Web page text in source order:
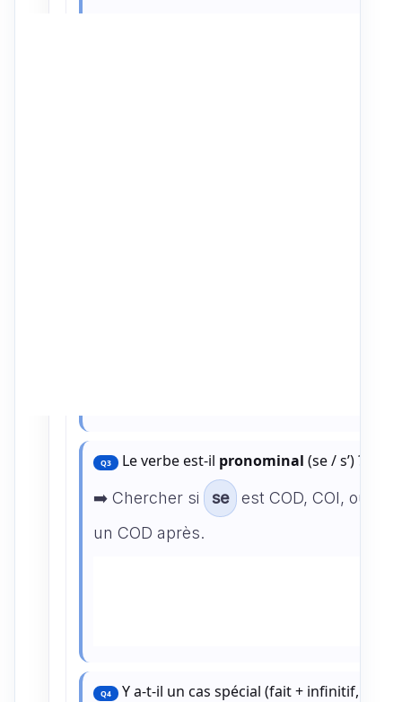
Q3 Le verbe est-il pronominal (se / s’) ?
➡️ Chercher si se
est COD, COI, ou s’il
un COD après.
Q4
Y a-t-il un cas spécial (fait + infinitif,